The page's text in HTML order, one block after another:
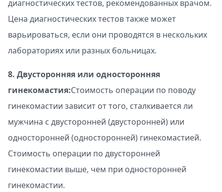
диагностических тестов, рекомендованных врачом.
Цена диагностических тестов также может
варьироваться, если они проводятся в нескольких
лабораториях или разных больницах.
8. Двусторонняя или односторонняя
гинекомастия:Стоимость операции по поводу
гинекомастии зависит от того, сталкивается ли
мужчина с двусторонней (двусторонней) или
односторонней (односторонней) гинекомастией.
Стоимость операции по двусторонней
гинекомастии выше, чем при односторонней
гинекомастии.